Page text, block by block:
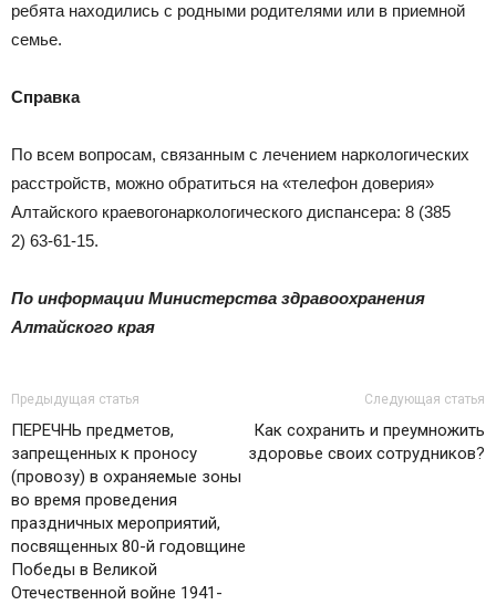
ребята находились с родными родителями или в приемной
семье.
Справка
По всем вопросам, связанным с лечением наркологических
расстройств, можно обратиться на «телефон доверия»
Алтайского краевогонаркологического диспансера: 8 (385
2) 63-61-15.
По информации Министерства здравоохранения
Алтайского края
Предыдущая статья
ПЕРЕЧНЬ предметов,
запрещенных к проносу
(провозу) в охраняемые зоны
во время проведения
праздничных мероприятий,
посвященных 80-й годовщине
Победы в Великой
Отечественной войне 1941-
Следующая статья
Как сохранить и преумножить
здоровье своих сотрудников?